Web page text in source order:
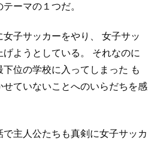
ーマの１つだ。
子サッカーをやり、
女子サッ
ようとしている。
それなのに
位の学校に入ってしまった も
せていないことへのいらだちを感
主人公たちも真剣に女子サッカ